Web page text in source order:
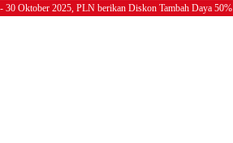
30 Oktober 2025, PLN berikan Diskon Tambah Daya 50%